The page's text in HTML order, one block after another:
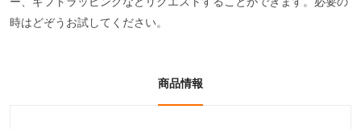
時はどぞうお試してください。
商品情報